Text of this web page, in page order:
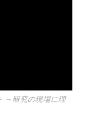
～研究の現場に理